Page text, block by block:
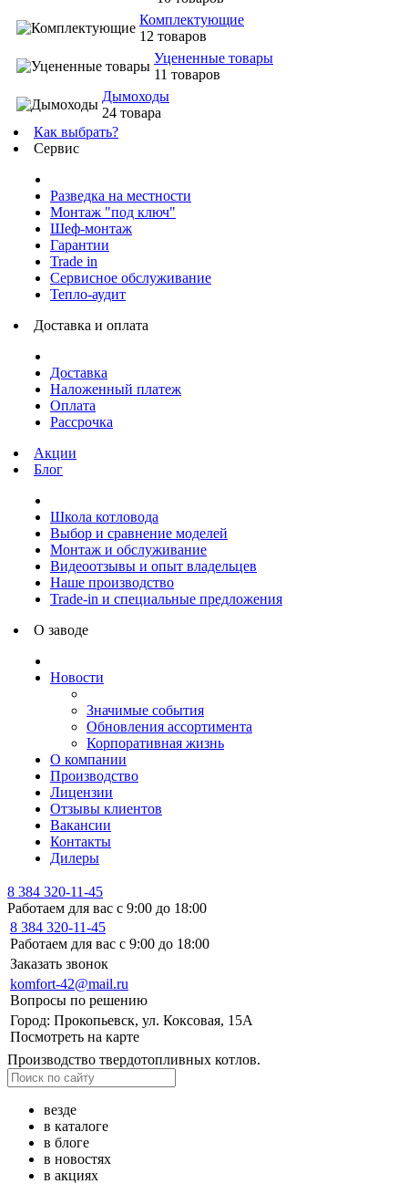
Комплектующие
12 товаров
Уцененные товары
11 товаров
Дымоходы
24 товара
Как выбрать?
Сервис
Разведка на местности
Монтаж "под ключ"
Шеф-монтаж
Гарантии
Trade in
Сервисное обслуживание
Тепло-аудит
Доставка и оплата
Доставка
Наложенный платеж
Оплата
Рассрочка
Акции
Блог
Школа котловода
Выбор и сравнение моделей
Монтаж и обслуживание
Видеоотзывы и опыт владельцев
Наше производство
Trade-in и специальные предложения
О заводе
Новости
Значимые события
Обновления ассортимента
Корпоративная жизнь
О компании
Производство
Лицензии
Отзывы клиентов
Вакансии
Контакты
Дилеры
8 384 320-11-45
Работаем для вас с 9:00 до 18:00
8 384 320-11-45
Работаем для вас с 9:00 до 18:00
Заказать звонок
komfort-42@mail.ru
Вопросы по решению
Город: Прокопьевск, ул. Коксовая, 15А
Посмотреть на карте
Производство твердотопливных котлов.
везде
в каталоге
в блоге
в новостях
в акциях